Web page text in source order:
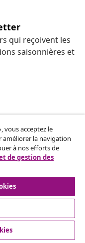
qui reçoivent les
saisonnières et
concernant
vous acceptez le
améliorer la navigation
à nos efforts de
de gestion des